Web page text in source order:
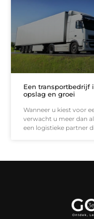
Een transportbedrijf
opslag en groei
Wanneer u kiest voor
verwacht u meer dan
een logistieke partner